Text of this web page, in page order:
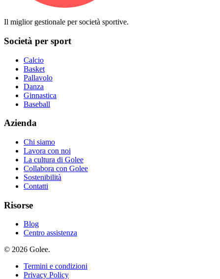
Il miglior gestionale per società sportive.
Società per sport
Calcio
Basket
Pallavolo
Danza
Ginnastica
Baseball
Azienda
Chi siamo
Lavora con noi
La cultura di Golee
Collabora con Golee
Sostenibilità
Contatti
Risorse
Blog
Centro assistenza
© 2026 Golee.
Termini e condizioni
Privacy Policy